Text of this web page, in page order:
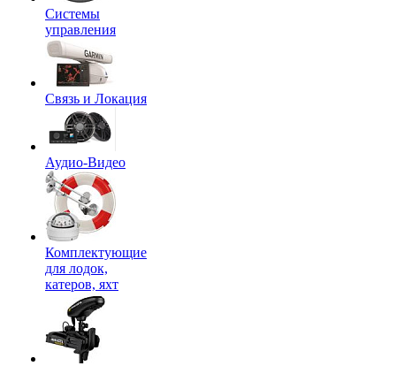
Системы
управления
Связь и Локация
Аудио-Видео
Комплектующие
для лодок,
катеров, яхт